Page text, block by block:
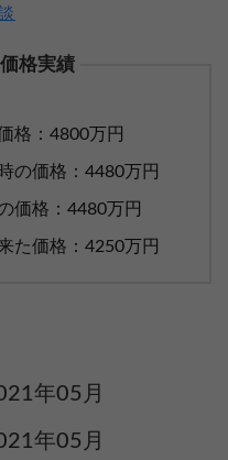
格実績
格：4800万円
の価格：4480万円
価格：4480万円
た価格：4250万円
年05月
年05月